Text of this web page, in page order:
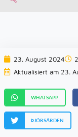
23. August 2024
Aktualisiert am 23.
WHATSAPP
ÞJÓRSÁRDEN